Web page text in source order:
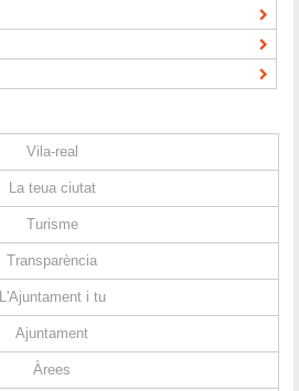
Vila-real
La teua ciutat
Turisme
Transparència
L'Ajuntament i tu
Ajuntament
Àrees